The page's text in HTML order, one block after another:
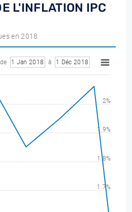
L'INFLATION IPC
en 2018
de 1 Jan 2018 à 1 Déc 2018
1.7%
1.8%
1.9%
2%